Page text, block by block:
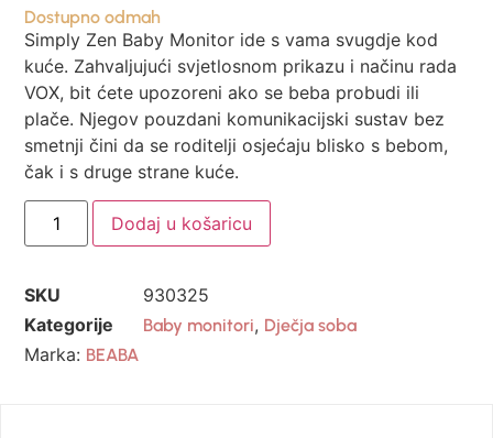
Dostupno odmah
Simply Zen Baby Monitor ide s vama svugdje kod
kuće. Zahvaljujući svjetlosnom prikazu i načinu rada
VOX, bit ćete upozoreni ako se beba probudi ili
plače. Njegov pouzdani komunikacijski sustav bez
smetnji čini da se roditelji osjećaju blisko s bebom,
čak i s druge strane kuće.
Dodaj u košaricu
SKU
930325
Kategorije
Baby monitori, Dječja soba
Marka: BEABA